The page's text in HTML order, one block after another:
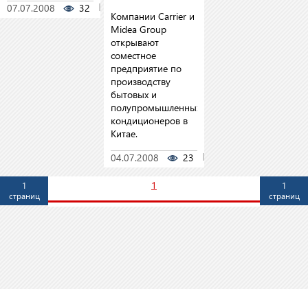
07.07.2008
32
Компании Carrier и
Midea Group
открывают
соместное
предприятие по
производству
бытовых и
полупромышленных
кондиционеров в
Китае.
04.07.2008
23
1
страниц
1
страниц
1